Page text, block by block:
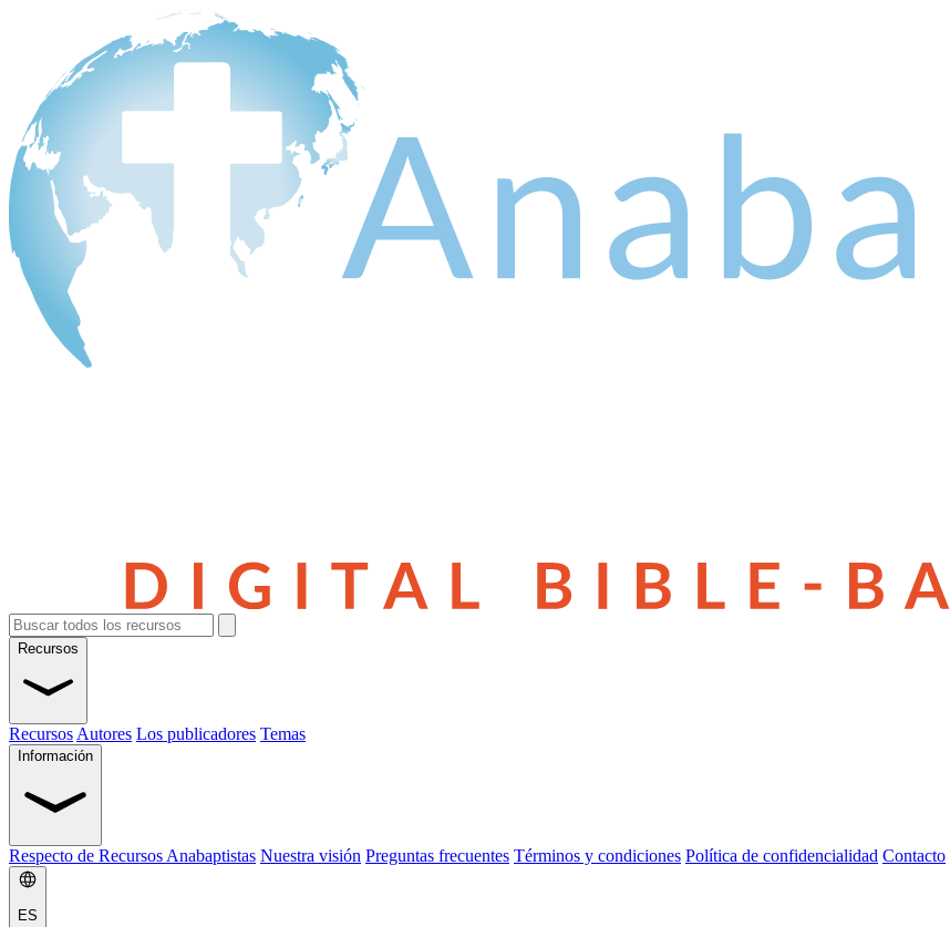
Recursos
Recursos Autores Los publicadores Temas
Información
Respecto de Recursos Anabaptistas Nuestra visión Preguntas frecuentes Términos y condiciones Política de confidencialidad Contacto
ES